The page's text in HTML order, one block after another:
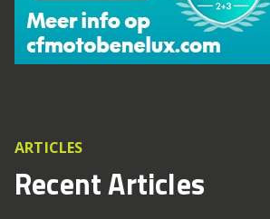
ARTICLES
Recent Articles